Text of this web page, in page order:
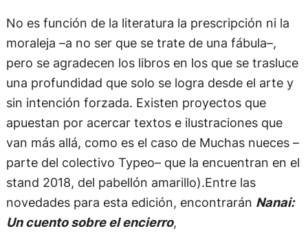
No es función de la literatura la prescripción ni la
moraleja –a no ser que se trate de una fábula–,
pero se agradecen los libros en los que se trasluce
una profundidad que solo se logra desde el arte y
sin intención forzada. Existen proyectos que
apuestan por acercar textos e ilustraciones que
van más allá, como es el caso de Muchas nueces –
parte del colectivo Typeo– que la encuentran en el
stand 2018, del pabellón amarillo).Entre las
novedades para esta edición, encontrarán Nanai:
Un cuento sobre el encierro,